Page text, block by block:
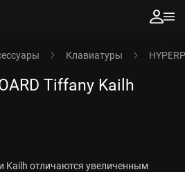
Клавиатуры
Tiffany Kailh
Kailh отличаются увеличенным